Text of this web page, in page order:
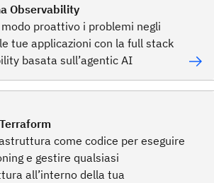
Observability
proattivo i problemi negli
tue applicazioni con la full stack
basata sull’agentic AI
come codice per eseguire
e gestire qualsiasi
all’interno della tua